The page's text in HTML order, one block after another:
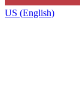
US (English)